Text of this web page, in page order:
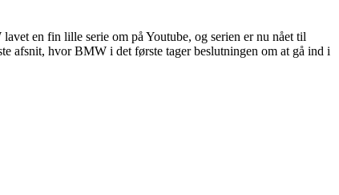
en fin lille serie om på Youtube, og serien er nu nået til
afsnit, hvor BMW i det første tager beslutningen om at gå ind i